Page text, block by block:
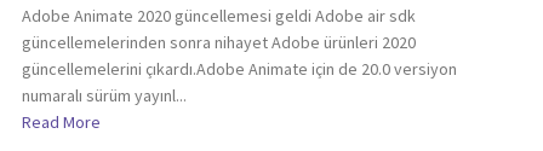
Adobe Animate 2020 güncellemesi geldi Adobe air sdk
güncellemelerinden sonra nihayet Adobe ürünleri 2020
güncellemelerini çıkardı.Adobe Animate için de 20.0 versiyon
numaralı sürüm yayınl...
Read More